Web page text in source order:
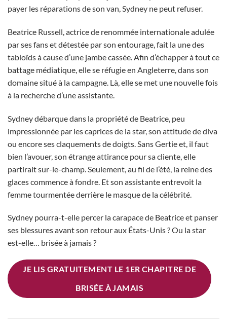
payer les réparations de son van, Sydney ne peut refuser.
Beatrice Russell, actrice de renommée internationale adulée
par ses fans et détestée par son entourage, fait la une des
tabloïds à cause d’une jambe cassée. Afin d’échapper à tout ce
battage médiatique, elle se réfugie en Angleterre, dans son
domaine situé à la campagne. Là, elle se met une nouvelle fois
à la recherche d’une assistante.
Sydney débarque dans la propriété de Beatrice, peu
impressionnée par les caprices de la star, son attitude de diva
ou encore ses claquements de doigts. Sans Gertie et, il faut
bien l’avouer, son étrange attirance pour sa cliente, elle
partirait sur-le-champ. Seulement, au fil de l’été, la reine des
glaces commence à fondre. Et son assistante entrevoit la
femme tourmentée derrière le masque de la célébrité.
Sydney pourra-t-elle percer la carapace de Beatrice et panser
ses blessures avant son retour aux États-Unis ? Ou la star
est-elle… brisée à jamais ?
JE LIS GRATUITEMENT LE 1ER CHAPITRE DE
BRISÉE À JAMAIS